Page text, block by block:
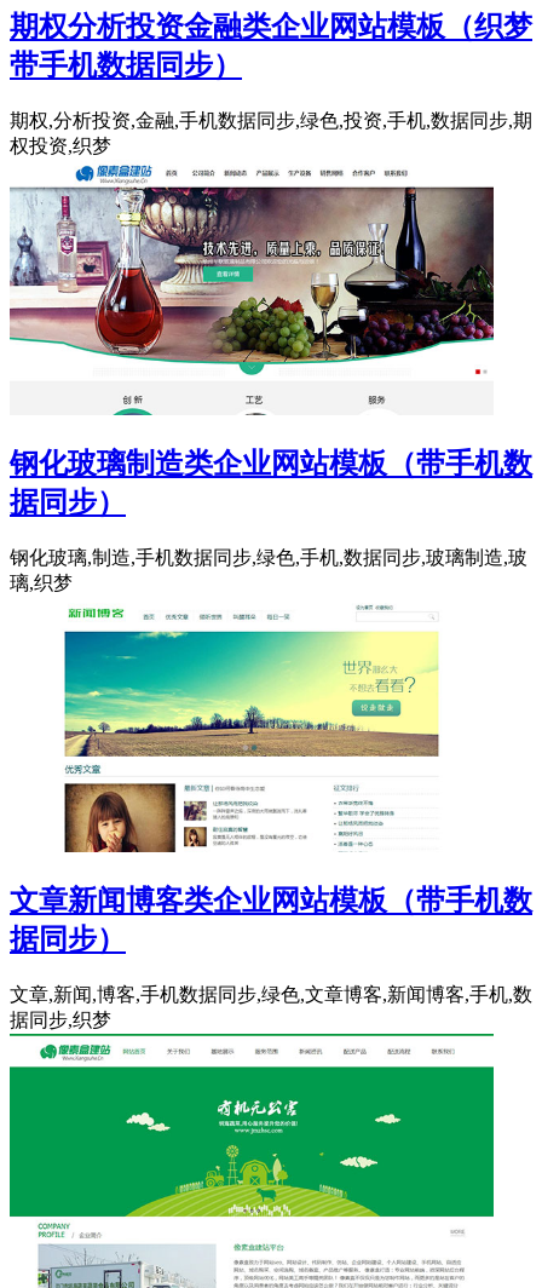
期权分析投资金融类企业网站模板（织梦
带手机数据同步）
期权,分析投资,金融,手机数据同步,绿色,投资,手机,数据同步,期
权投资,织梦
钢化玻璃制造类企业网站模板（带手机数
据同步）
钢化玻璃,制造,手机数据同步,绿色,手机,数据同步,玻璃制造,玻
璃,织梦
文章新闻博客类企业网站模板（带手机数
据同步）
文章,新闻,博客,手机数据同步,绿色,文章博客,新闻博客,手机,数
据同步,织梦